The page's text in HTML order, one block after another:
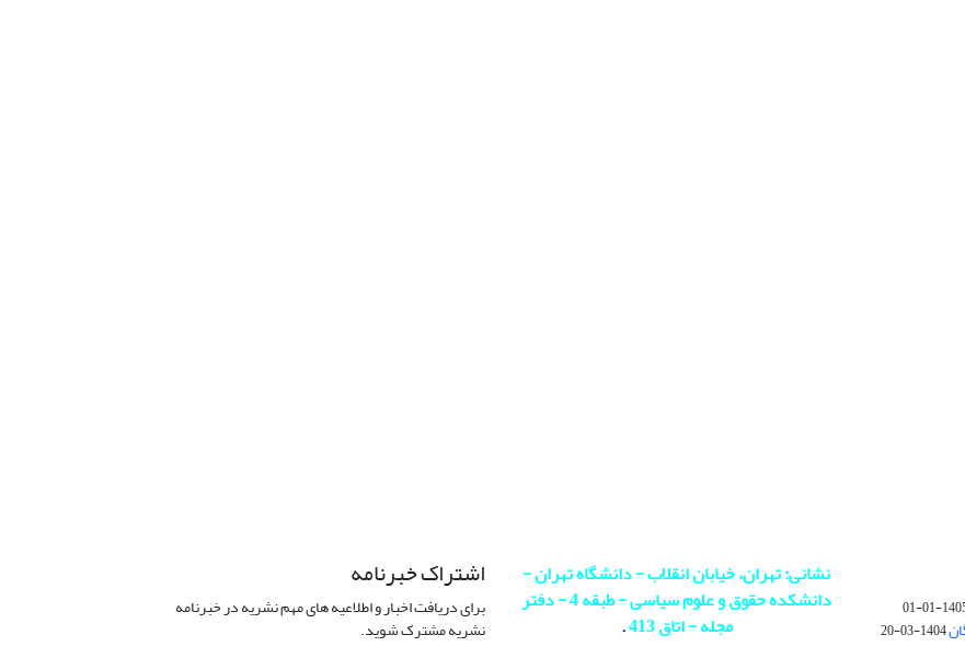
1405-
1404-03-20
نشانی: تهران، خیابان انقلاب - دانشگاه تهران -
دانشکده حقوق و علوم سیاسی - طبقه 4 - دفتر
مجله - اتاق 413
.
اشتراک خبرنامه
برای دریافت اخبار و اطلاعیه های مهم نشریه در خبرنامه
نشریه مشترک شوید.